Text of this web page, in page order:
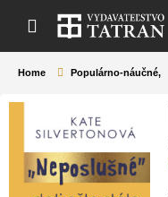
Home Populárno-náučné,